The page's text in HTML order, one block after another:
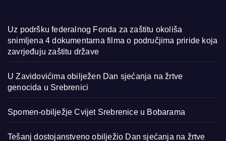
Uz podršku federalnog Fonda za zaštitu okoliša
snimljena 4 dokumentarna filma o područjima priride koja
zavrjeđuju zaštitu države
U Zavidovićima obilježen Dan sjećanja na žrtve
genocida u Srebrenici
Spomen-obilježje Cvijet Srebrenice u Bobarama
Tešanj dostojanstveno obilježio Dan sjećanja na žrtve